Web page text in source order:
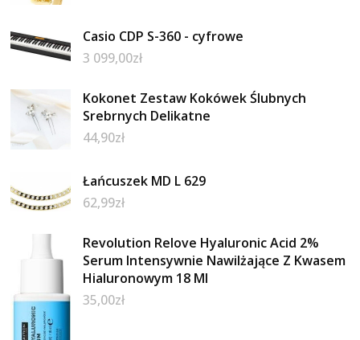
Casio CDP S-360 - cyfrowe
3 099,00zł
Kokonet Zestaw Kokówek Ślubnych
Srebrnych Delikatne
44,90zł
Łańcuszek MD L 629
62,99zł
Revolution Relove Hyaluronic Acid 2%
Serum Intensywnie Nawilżające Z Kwasem
Hialuronowym 18 Ml
35,00zł